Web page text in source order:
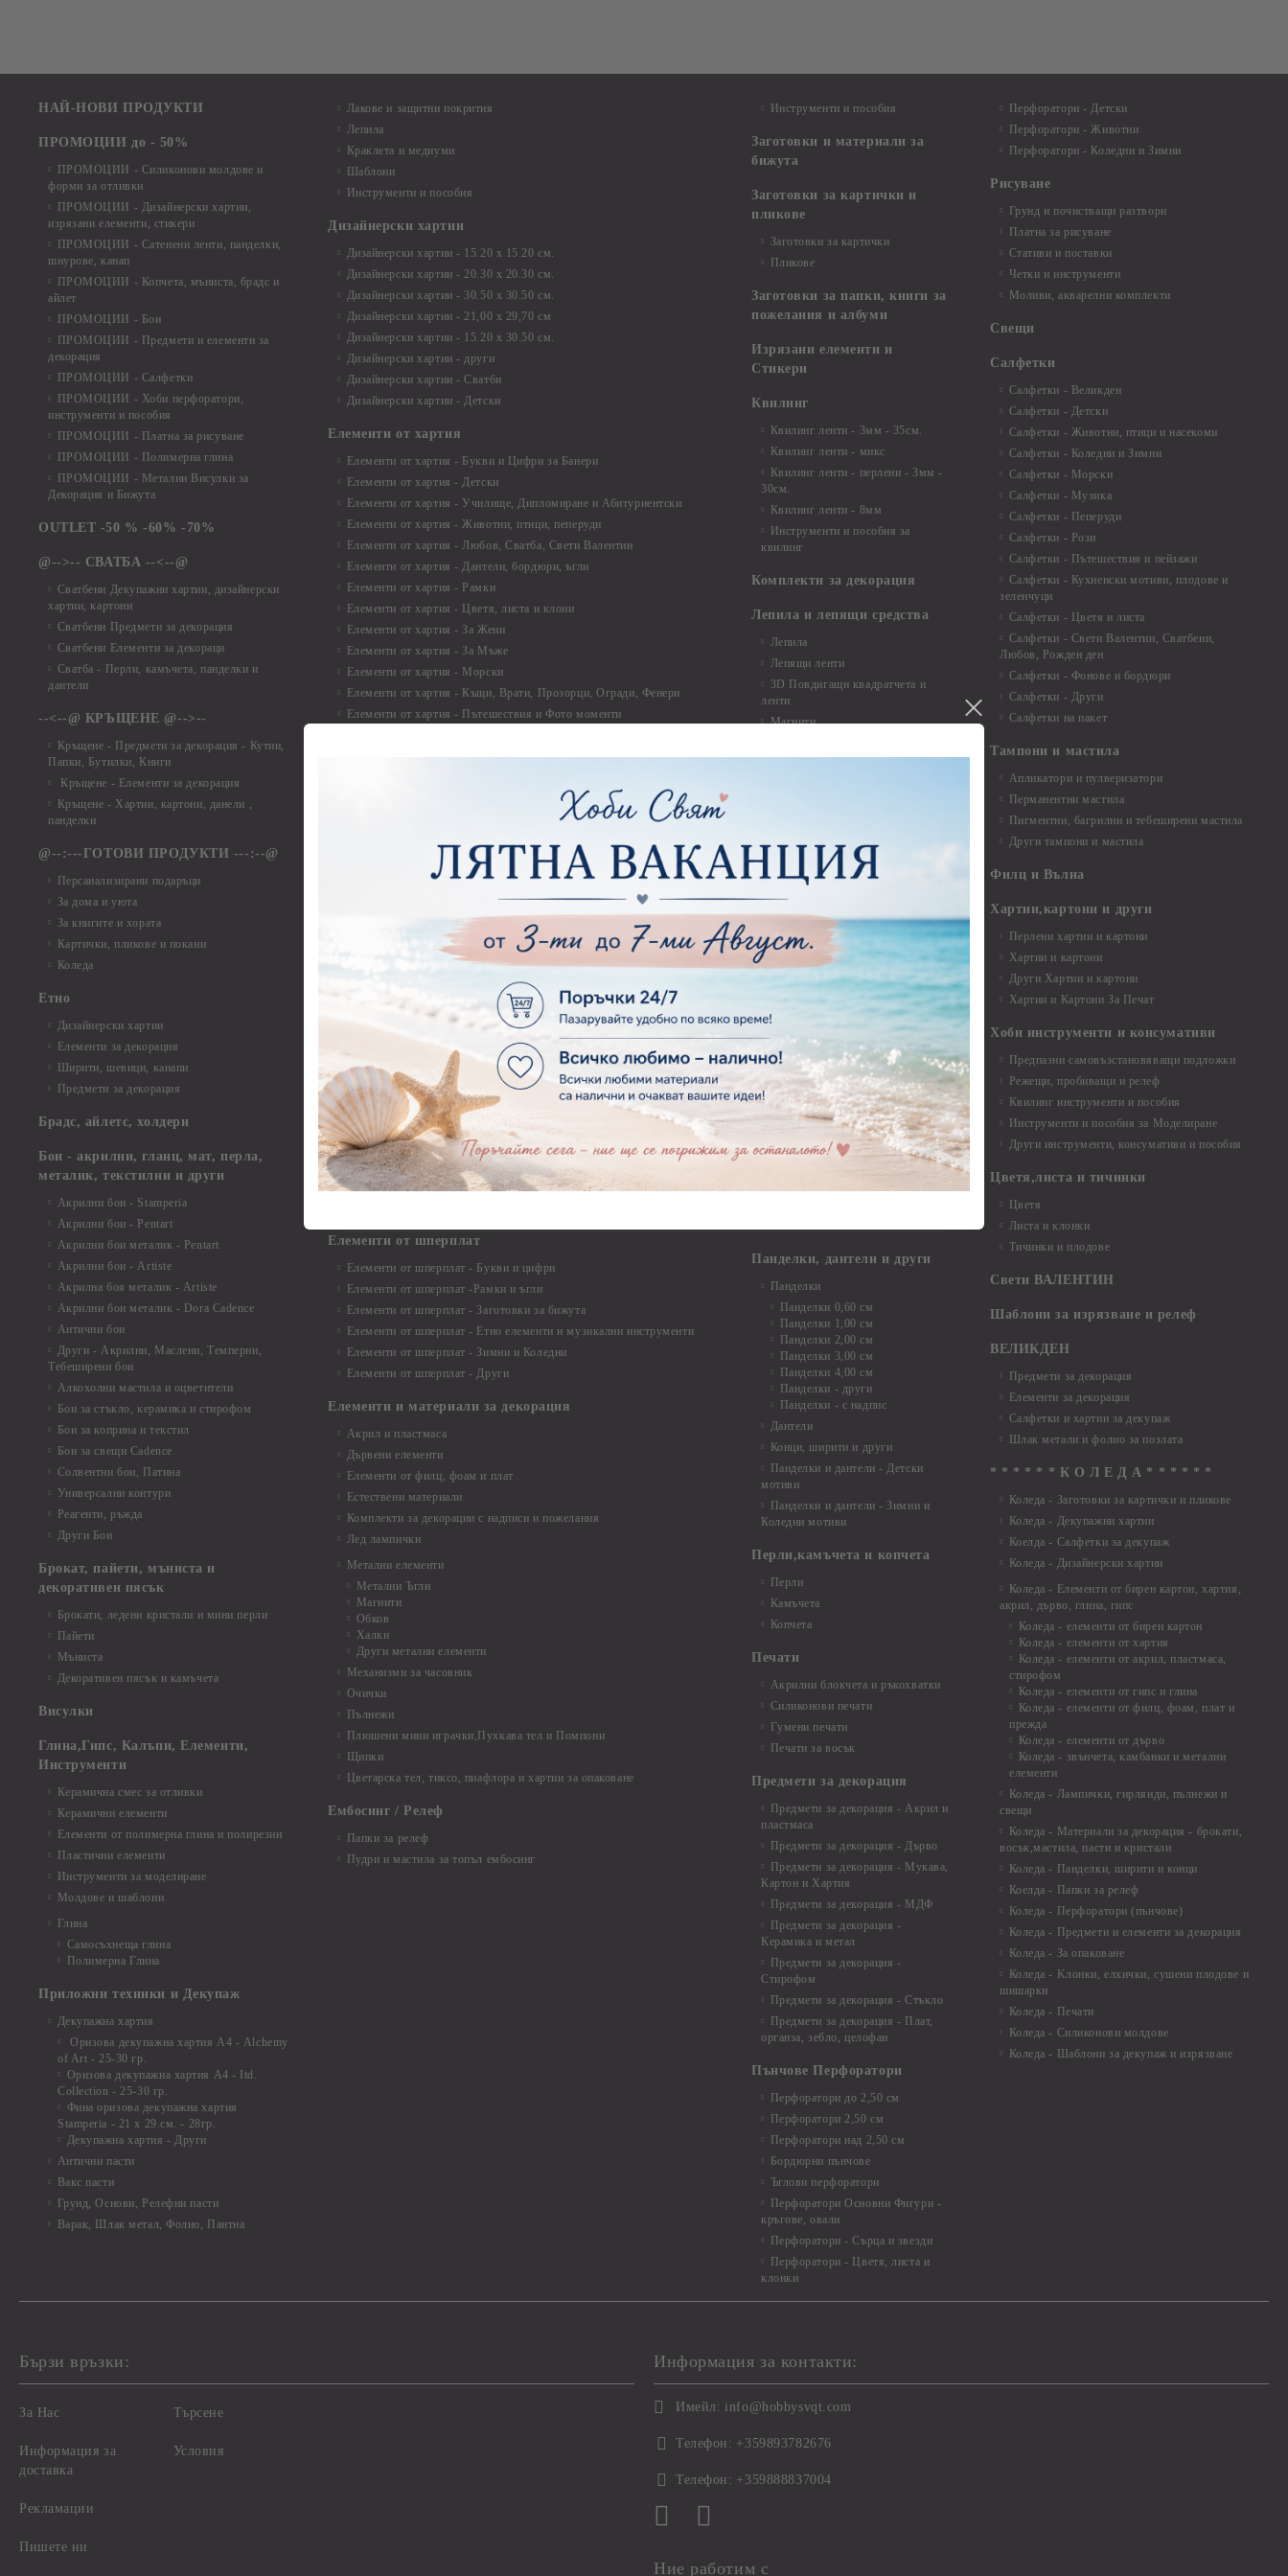
НАЙ-НОВИ ПРОДУКТИ
ПРОМОЦИИ до - 50%
ПРОМОЦИИ - Силиконови молдове и
форми за отливки
ПРОМОЦИИ - Дизайнерски хартии,
изрязани елементи, стикери
ПРОМОЦИИ - Сатенени ленти, панделки,
шнурове, канап
ПРОМОЦИИ - Копчета, мъниста, брадс и
айлет
ПРОМОЦИИ - Бои
ПРОМОЦИИ - Предмети и елементи за
декорация
ПРОМОЦИИ - Салфетки
ПРОМОЦИИ - Хоби перфоратори,
инструменти и пособия
ПРОМОЦИИ - Платна за рисуване
ПРОМОЦИИ - Полимерна глина
ПРОМОЦИИ - Метални Висулки за
Декорация и Бижута
OUTLET -50 % -60% -70%
@-->-- СВАТБА --<--@
Сватбени Декупажни хартии, дизайнерски
хартии, картони
Сватбени Предмети за декорация
Сватбени Елементи за декораци
Сватба - Перли, камъчета, панделки и
дантели
--<--@ КРЪЩЕНЕ @-->--
Кръщене - Предмети за декорация - Кутии,
Папки, Бутилки, Книги
Кръщене - Елементи за декорация
Кръщене - Хартии, картони, данели ,
панделки
@--:---ГОТОВИ ПРОДУКТИ ---:--@
Персанализирани подаръци
За дома и уюта
За книгите и хората
Картички, пликове и покани
Коледа
Етно
Дизайнерски хартии
Елементи за декорация
Ширити, шевици, канапи
Предмети за декорация
Брадс, айлетс, холдери
Бои - акрилни, гланц, мат, перла,
металик, текстилни и други
Акрилни бои - Stamperia
Акрилни бои - Pentart
Акрилни бои металик - Pentart
Акрилни бои - Artiste
Акрилна боя металик - Artiste
Акрилни бои металик - Dora Cadence
Антични бои
Други - Акрилни, Маслени, Темперни,
Тебеширени бои
Алкохолни мастила и оцветители
Бои за стъкло, керамика и стирофом
Бои за коприна и текстил
Бои за свещи Cadence
Солвентни бои, Патина
Универсални контури
Реагенти, ръжда
Други Бои
Брокат, пайети, мъниста и
декоративен пясък
Брокати, ледени кристали и мини перли
Пайети
Мъниста
Декоративен пясък и камъчета
Висулки
Глина,Гипс, Калъпи, Елементи,
Инструменти
Керамична смес за отливки
Керамични елементи
Елементи от полимерна глина и полирезин
Пластични елементи
Инструменти за моделиране
Молдове и шаблони
Глина
Самосъхнеща глина
Полимерна Глина
Приложни техники и Декупаж
Декупажна хартия
Оризова декупажна хартия А4 - Alchemy
of Art - 25-30 гр.
Оризова декупажна хартия А4 - Itd.
Collection - 25-30 гр.
Фина оризова декупажна хартия
Stamperia - 21 х 29.см. - 28гр.
Декупажна хартия - Други
Антични пасти
Вакс пасти
Грунд, Основи, Релефни пасти
Варак, Шлак метал, Фолио, Пантна
Лакове и защитни покрития
Лепила
Краклета и медиуми
Шаблони
Инструменти и пособия
Дизайнерски хартии
Дизайнерски хартии - 15.20 х 15.20 см.
Дизайнерски хартии - 20.30 х 20.30 см.
Дизайнерски хартии - 30.50 х 30.50 см.
Дизайнерски хартии - 21,00 х 29,70 см
Дизайнерски хартии - 15.20 x 30.50 см.
Дизайнерски хартии - други
Дизайнерски хартии - Сватби
Дизайнерски хартии - Детски
Елементи от хартия
Елементи от хартия - Букви и Цифри за Банери
Елементи от хартия - Детски
Елементи от хартия - Училище, Дипломиране и Абитуриентски
Елементи от хартия - Животни, птици, пеперуди
Елементи от хартия - Любов, Сватба, Свети Валентин
Елементи от хартия - Дантели, бордюри, ъгли
Елементи от хартия - Рамки
Елементи от хартия - Цветя, листа и клони
Елементи от хартия - За Жени
Елементи от хартия - За Мъже
Елементи от хартия - Морски
Елементи от хартия - Къщи, Врати, Прозорци, Огради, Фенери
Елементи от хартия - Пътешествия и Фото моменти
Елементи от хартия - Многопластови елементи
Елементи от хартия - Готови композиции
Елементи от бирен картон
Елементи от бирен картон - Декоративни рамки
Елементи от бирен картон - Надписи на български
Елементи от бирен картон - Ъгли и орнаменти
Елементи от бирен картон - Сватба
Елементи от бирен картон - Училище, Дипломиране и Завършване
Елементи от бирен картон - Бебшки и Детски елементи
Елементи от бирен картон - Цветя и Животни
Елементи от бирен картон - Стиймпънк и Мъжки елементи
Елементи от бирен картон - Пътешестия - море, планина ,транспорт
Елементи от бирен картон - Други
Елементи от бирен картон - За миниатюри, дълбоки рамки, бебешки
съкровища и екслоадиращи кутии
Елементи от бирен картон - Коледа и Зима
Елементи от бирен картон - Тематични комплекти
Елементи от бирен картон - Шейкър заготовки от бирен картон за
Елементи от шперплат
Елементи от шперплат - Букви и цифри
Елементи от шперплат -Рамки и ъгли
Елементи от шперплат - Заготовки за бижута
Елементи от шперплат - Етно елементи и музикални инструменти
Елементи от шперплат - Зимни и Коледни
Елементи от шперплат - Други
Елементи и материали за декорация
Акрил и пластмаса
Дървени елементи
Елементи от филц, фоам и плат
Естествени материали
Комплекти за декорации с надписи и пожелания
Лед лампички
Метални елементи
Метални Ъгли
Магнити
Обков
Халки
Други метални елементи
Механизми за часовник
Очички
Пълнежи
Плюшени мини играчки,Пухкава тел и Помпони
Щипки
Цветарска тел, тиксо, пиафлора и хартии за опаковане
Ембосинг / Релеф
Папки за релеф
Пудри и мастила за топъл ембосинг
Инструменти и пособия
Заготовки и материали за
бижута
Заготовки за картички и
пликове
Заготовки за картички
Пликове
Заготовки за папки, книги за
пожелания и албуми
Изрязани елементи и
Стикери
Квилинг
Квилинг ленти - 3мм - 35см.
Квилинг ленти - микс
Квилинг ленти - перлени - 3мм -
30см.
Квилинг ленти - 8мм
Инструменти и пособия за
квилинг
Комплекти за декорация
Лепила и лепящи средства
Лепила
Лепящи ленти
3D Повдигащи квадратчета и
ленти
Магнити
Макраме Основи - до 6,00 см
Макраме Основи - 7,00 - 15,00 см
Макраме Основи - над 15,00 см
Опаковки
Мебелен обков и аксесоари
Дръжки
Закачалки
Крака за мебели
Други аксесоари, материали и
инструменти
Моливи, маркери, химикали,
пастели и восъци
Панделки, дантели и други
Панделки
Панделки 0,60 см
Панделки 1,00 см
Панделки 2,00 см
Панделки 3,00 см
Панделки 4,00 см
Панделки - други
Панделки - с надпис
Дантели
Конци, ширити и други
Панделки и дантели - Детски
мотиви
Панделки и дантели - Зимни и
Коледни мотиви
Перли,камъчета и копчета
Перли
Камъчета
Копчета
Печати
Акрилни блокчета и ръкохватки
Силиконови печати
Гумени печати
Печати за восък
Предмети за декорация
Предмети за декорация - Акрил и
пластмаса
Предмети за декорация - Дърво
Предмети за декорация - Мукава,
Картон и Хартия
Предмети за декорация - МДФ
Предмети за декорация -
Керамика и метал
Предмети за декорация -
Стирофом
Предмети за декорация - Стъкло
Предмети за декорация - Плат,
органза, зебло, целофан
Пънчове Перфоратори
Перфоратори до 2,50 см
Перфоратори 2,50 см
Перфоратори над 2,50 см
Бордюрни пънчове
Ъглови перфоратори
Перфоратори Основни Фигури -
кръгове, овали
Перфоратори - Сърца и звезди
Перфоратори - Цветя, листа и
клонки
Перфоратори - Детски
Перфоратори - Животни
Перфоратори - Коледни и Зимни
Рисуване
Грунд и почистващи разтвори
Платна за рисуване
Стативи и поставки
Четки и инструменти
Моливи, акварелни комплекти
Свещи
Салфетки
Салфетки - Великден
Салфетки - Детски
Салфетки - Животни, птици и насекоми
Салфетки - Коледни и Зимни
Салфетки - Морски
Салфетки - Музика
Салфетки - Пеперуди
Салфетки - Рози
Салфетки - Пътешествия и пейзажи
Салфетки - Кухненски мотиви, плодове и
зеленчуци
Салфетки - Цветя и листа
Салфетки - Свети Валентин, Сватбени,
Любов, Рожден ден
Салфетки - Фонове и бордюри
Салфетки - Други
Салфетки на пакет
Тампони и мастила
Апликатори и пулверизатори
Перманентни мастила
Пигментни, багрилни и тебеширени мастила
Други тампони и мастила
Филц и Вълна
Хартии,картони и други
Перлени хартии и картони
Хартии и картони
Други Хартии и картони
Хартии и Картони За Печат
Хоби инструменти и консумативи
Предпазни самовъзстановяващи подложки
Режещи, пробиващи и релеф
Квилинг инструменти и пособия
Инструменти и пособия за Моделиране
Други инструменти, консумативи и пособия
Цветя,листа и тичинки
Цветя
Листа и клонки
Тичинки и плодове
Свети ВАЛЕНТИН
Шаблони за изрязване и релеф
ВЕЛИКДЕН
Предмети за декорация
Елементи за декорация
Салфетки и хартии за декупаж
Шлак метали и фолио за позлата
* * * * * * К О Л Е Д А * * * * * *
Коледа - Заготовки за картички и пликове
Коледа - Декупажни хартии
Коелда - Салфетки за декупаж
Коледа - Дизайнерски хартии
Коледа - Eлементи от бирен картон, хартия,
акрил, дърво, глина, гипс
Коледа - елементи от бирен картон
Коледа - елементи от хартия
Коледа - елементи от акрил, пластмаса,
стирофом
Коледа - елементи от гипс и глина
Коледа - елементи от филц, фоам, плат и
прежда
Коледа - елементи от дърво
Коледа - звънчета, камбанки и метални
елементи
Коледа - Лампички, гирлянди, пълнежи и
свещи
Коледа - Материали за декорация - брокати,
восък,мастила, пасти и кристали
Коледа - Панделки, ширити и конци
Коелда - Папки за релеф
Коледа - Перфоратори (пънчове)
Коледа - Предмети и елементи за декорация
Коледа - За опаковане
Коледа - Kлонки, елхички, сушени плодове и
шишарки
Коледа - Печати
Коледа - Силиконови молдове
Коледа - Шаблони за декупаж и изрязване
Бързи връзки:
За Нас
Информация за
доставка
Рекламации
Пишете ни
Търсене
Условия
Информация за контакти:
Имейл: info@hobbysvqt.com
Телефон: +359893782676
Телефон: +359888837004
Ние работим с